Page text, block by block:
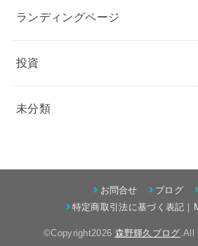
ランディングページ
投資
未分類
お問合せ ブログ
特定商取引法に基づく表記｜
©Copyright2026 森野輝久ブログ.All